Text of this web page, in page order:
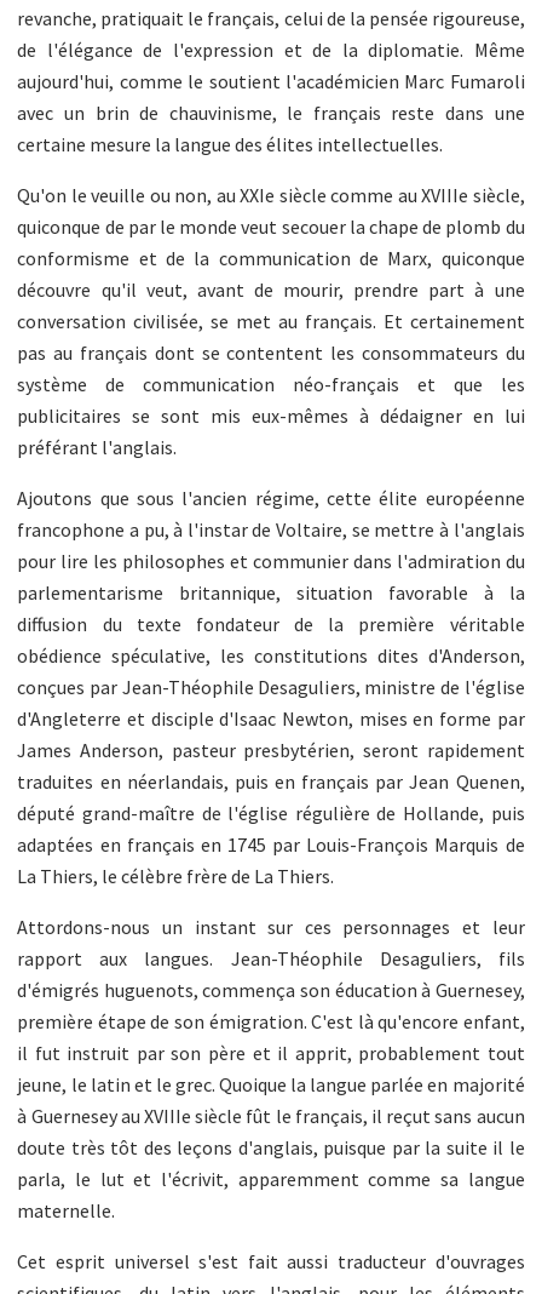
revanche, pratiquait le français, celui de la pensée rigoureuse,
de l'élégance de l'expression et de la diplomatie. Même
aujourd'hui, comme le soutient l'académicien Marc Fumaroli
avec un brin de chauvinisme, le français reste dans une
certaine mesure la langue des élites intellectuelles.
Qu'on le veuille ou non, au XXIe siècle comme au XVIIIe siècle,
quiconque de par le monde veut secouer la chape de plomb du
conformisme et de la communication de Marx, quiconque
découvre qu'il veut, avant de mourir, prendre part à une
conversation civilisée, se met au français. Et certainement
pas au français dont se contentent les consommateurs du
système de communication néo-français et que les
publicitaires se sont mis eux-mêmes à dédaigner en lui
préférant l'anglais.
Ajoutons que sous l'ancien régime, cette élite européenne
francophone a pu, à l'instar de Voltaire, se mettre à l'anglais
pour lire les philosophes et communier dans l'admiration du
parlementarisme britannique, situation favorable à la
diffusion du texte fondateur de la première véritable
obédience spéculative, les constitutions dites d'Anderson,
conçues par Jean-Théophile Desaguliers, ministre de l'église
d'Angleterre et disciple d'Isaac Newton, mises en forme par
James Anderson, pasteur presbytérien, seront rapidement
traduites en néerlandais, puis en français par Jean Quenen,
député grand-maître de l'église régulière de Hollande, puis
adaptées en français en 1745 par Louis-François Marquis de
La Thiers, le célèbre frère de La Thiers.
Attordons-nous un instant sur ces personnages et leur
rapport aux langues. Jean-Théophile Desaguliers, fils
d'émigrés huguenots, commença son éducation à Guernesey,
première étape de son émigration. C'est là qu'encore enfant,
il fut instruit par son père et il apprit, probablement tout
jeune, le latin et le grec. Quoique la langue parlée en majorité
à Guernesey au XVIIIe siècle fût le français, il reçut sans aucun
doute très tôt des leçons d'anglais, puisque par la suite il le
parla, le lut et l'écrivit, apparemment comme sa langue
maternelle.
Cet esprit universel s'est fait aussi traducteur d'ouvrages